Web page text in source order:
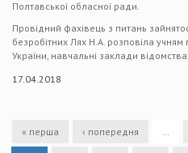
Полтавської обласної ради.
Провідний фахівець з питань
безробітних Лях Н.А. розповіла учням
України, навчальні заклади відомства.
17.04.2018
« перша ‹ попередня